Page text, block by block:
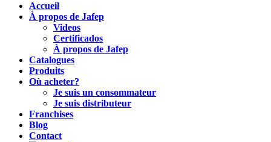
Accueil
À propos de Jafep
Videos
Certificados
À propos de Jafep
Catalogues
Produits
Où acheter?
Je suis un consommateur
Je suis distributeur
Franchises
Blog
Contact